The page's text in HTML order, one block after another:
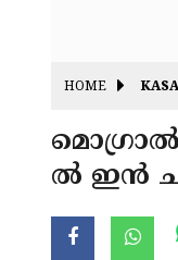
HOME
ൽ ഇൻ